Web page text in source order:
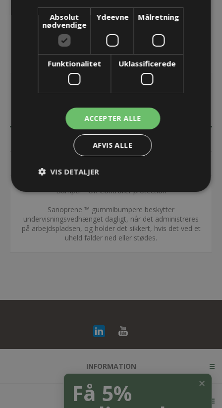
BESKRIVELSE
Bumper - UR Controller protection
Sanoprene ™ gummibumpere beskytter
undervisningsvedhænget dagligt, når det administreres
på arbejdspladsen, og holder det sikkert, hvis det ved et
uheld falder ned eller stødes.
INFORMATION
KUNDESERVICE
✕
Få 5%
Absolut
nødvendige
Ydeevne Målretning
Funktionalitet Uklassificerede
ACCEPTER ALLE
AFVIS ALLE
VIS DETALJER